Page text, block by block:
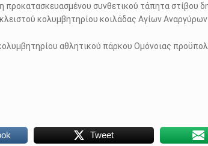
προκατασκευασμένου συνθετικού τάπητα στίβου
κολυμβητηρίου κοιλάδας Αγίων
αθλητικού πάρκου Ομόνοιας
Tweet